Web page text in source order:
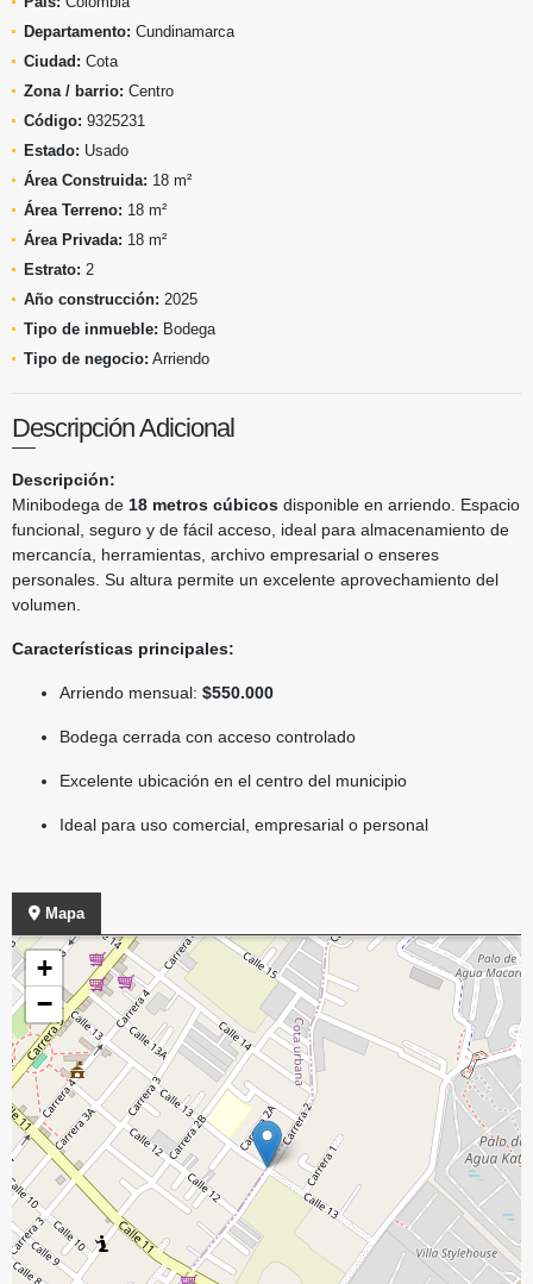
Departamento: Cundinamarca
Ciudad: Cota
Zona / barrio: Centro
Código: 9325231
Estado: Usado
Área Construida: 18 m²
Área Terreno: 18 m²
Área Privada: 18 m²
Estrato: 2
Año construcción: 2025
Tipo de inmueble: Bodega
Tipo de negocio: Arriendo
Descripción Adicional
Descripción:
Minibodega de 18 metros cúbicos disponible en arriendo. Espacio
funcional, seguro y de fácil acceso, ideal para almacenamiento de
mercancía, herramientas, archivo empresarial o enseres
personales. Su altura permite un excelente aprovechamiento del
volumen.
Características principales:
Arriendo mensual: $550.000
Bodega cerrada con acceso controlado
Excelente ubicación en el centro del municipio
Ideal para uso comercial, empresarial o personal
Mapa
+
−